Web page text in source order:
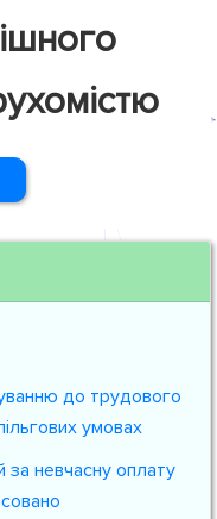
до трудового
умовах
за невчасну оплату